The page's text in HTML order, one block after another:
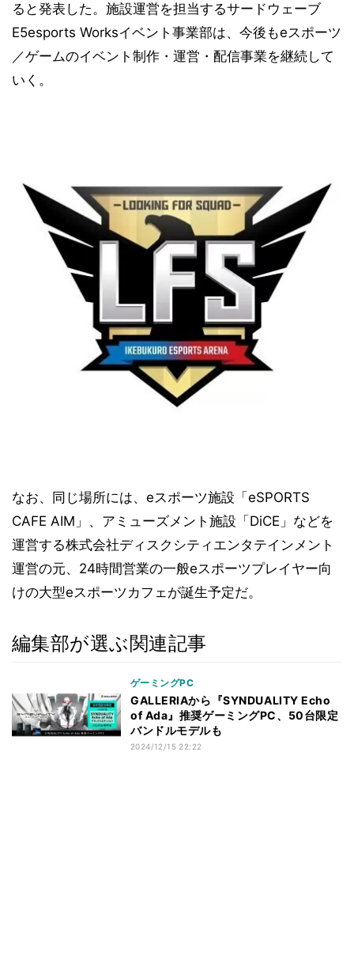
ると発表した。施設運営を担当するサードウェーブ
E5esports Worksイベント事業部は、今後もeスポーツ
／ゲームのイベント制作・運営・配信事業を継続して
いく。
なお、同じ場所には、eスポーツ施設「eSPORTS
CAFE AIM」、アミューズメント施設「DiCE」などを
運営する株式会社ディスクシティエンタテインメント
運営の元、24時間営業の一般eスポーツプレイヤー向
けの大型eスポーツカフェが誕生予定だ。
編集部が選ぶ関連記事
ゲーミングPC
GALLERIAから『SYNDUALITY Echo
of Ada』推奨ゲーミングPC、50台限定
バンドルモデルも
2024/12/15 22:22